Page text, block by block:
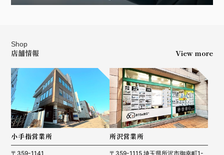
Shop
店舗情報 View more
小手指営業所
〒359-1141
所沢営業所
〒359-1115 埼玉県所沢市御幸町1-